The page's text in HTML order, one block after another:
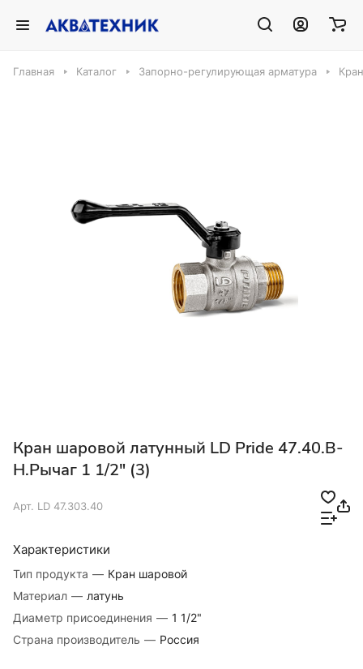
Главная Каталог Запорно-регулирующая арматура
Кран шаровой латунный LD Pride 47.40.B-
Н.Рычаг 1 1/2" (3)
Арт. LD 47.303.40
Характеристики
Тип продукта — Кран шаровой
Материал — латунь
Диаметр присоединения — 1 1/2"
Страна производитель — Россия